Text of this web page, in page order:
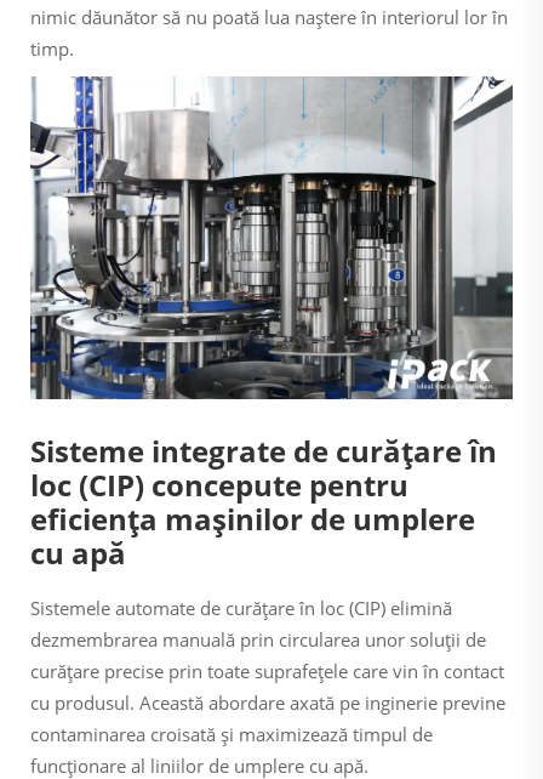
nimic dăunător să nu poată lua naștere în interiorul lor în
timp.
Sisteme integrate de curățare în
loc (CIP) concepute pentru
eficiența mașinilor de umplere
cu apă
Sistemele automate de curățare în loc (CIP) elimină
dezmembrarea manuală prin circularea unor soluții de
curățare precise prin toate suprafețele care vin în contact
cu produsul. Această abordare axată pe inginerie previne
contaminarea croisată și maximizează timpul de
funcționare al liniilor de umplere cu apă.